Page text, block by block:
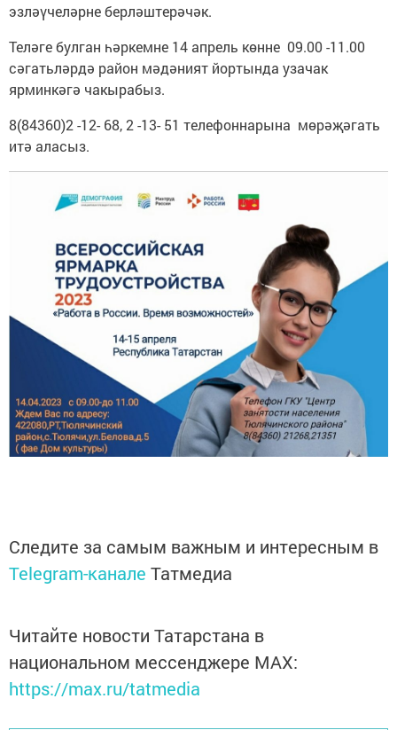
эзләүчеләрне берләштерәчәк.
Теләге булган һәркемне 14 апрель көнне 09.00 -11.00
сәгатьләрдә район мәдәният йортында узачак
ярминкәгә чакырабыз.
8(84360)2 -12- 68, 2 -13- 51 телефоннарына мөрәҗәгать
итә аласыз.
Следите за самым важным и интересным в
Telegram-канале Татмедиа
Читайте новости Татарстана в
национальном мессенджере MАХ:
https://max.ru/tatmedia